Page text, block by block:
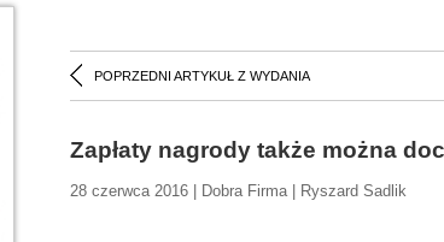
POPRZEDNI ARTYKUŁ Z WYDANIA
Zapłaty nagrody także można
28 czerwca 2016 | Dobra Firma | Ryszard Sadlik